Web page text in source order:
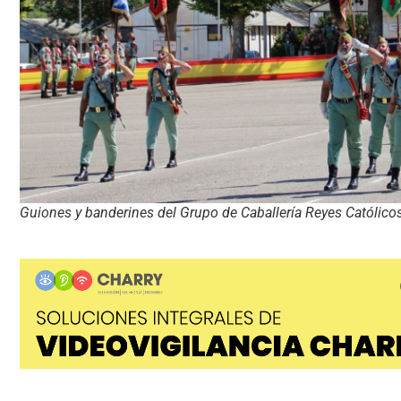
Guiones y banderines del Grupo de Caballería Reyes